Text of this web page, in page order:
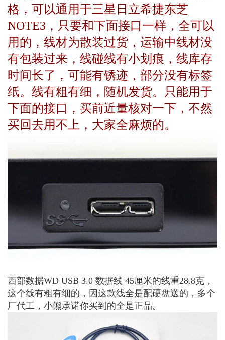
格，可以通用于三星日立希捷东芝
NOTE3，只要和下面接口一样，全可以
用的，线材为散装过货，运输中线材没
有包装过来，线碰线有小划痕，线库存
时间长了，可能有锈迹，部分没有标签
纸。线有粗有细，随机发货。只能用于
下面的接口，买前近量核对一下，不然
买回去用不上，大家全麻烦的。
西部数据WD USB 3.0 数据线 45厘米的线重28.8克，
这个线有粗有细的，因这款线全是配硬盘送的，多个
厂代工，小熊承诺你买到的全是正品。